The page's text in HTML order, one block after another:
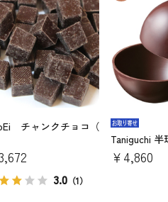
チャンクチョコ（1kg）
3.0 （1）
Taniguchi
￥4,860